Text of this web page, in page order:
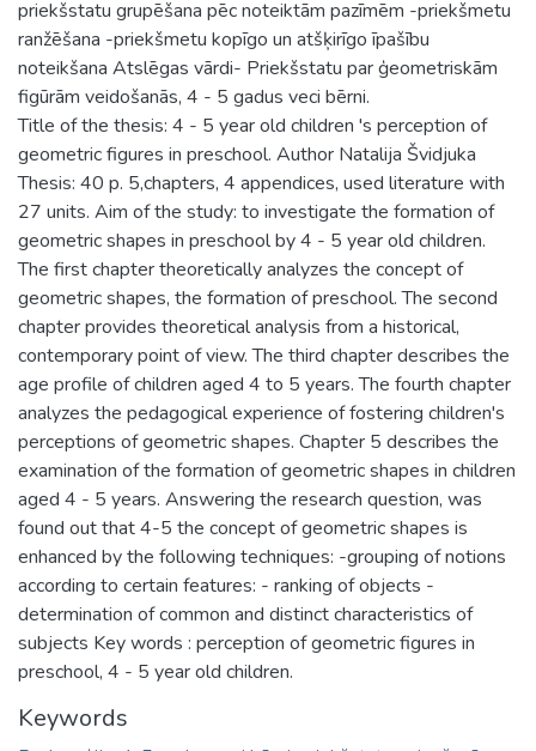
priekšstatu grupēšana pēc noteiktām pazīmēm -priekšmetu
ranžēšana -priekšmetu kopīgo un atšķirīgo īpašību
noteikšana Atslēgas vārdi- Priekšstatu par ģeometriskām
figūrām veidošanās, 4 - 5 gadus veci bērni.
Title of the thesis: 4 - 5 year old children 's perception of
geometric figures in preschool. Author Natalija Švidjuka
Thesis: 40 p. 5,chapters, 4 appendices, used literature with
27 units. Aim of the study: to investigate the formation of
geometric shapes in preschool by 4 - 5 year old children.
The first chapter theoretically analyzes the concept of
geometric shapes, the formation of preschool. The second
chapter provides theoretical analysis from a historical,
contemporary point of view. The third chapter describes the
age profile of children aged 4 to 5 years. The fourth chapter
analyzes the pedagogical experience of fostering children's
perceptions of geometric shapes. Chapter 5 describes the
examination of the formation of geometric shapes in children
aged 4 - 5 years. Answering the research question, was
found out that 4-5 the concept of geometric shapes is
enhanced by the following techniques: -grouping of notions
according to certain features: - ranking of objects -
determination of common and distinct characteristics of
subjects Key words : perception of geometric figures in
preschool, 4 - 5 year old children.
Keywords